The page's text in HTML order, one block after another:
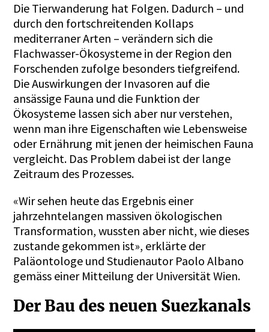
Die Tierwanderung hat Folgen. Dadurch – und
durch den fortschreitenden Kollaps
mediterraner Arten – verändern sich die
Flachwasser-Ökosysteme in der Region den
Forschenden zufolge besonders tiefgreifend.
Die Auswirkungen der Invasoren auf die
ansässige Fauna und die Funktion der
Ökosysteme lassen sich aber nur verstehen,
wenn man ihre Eigenschaften wie Lebensweise
oder Ernährung mit jenen der heimischen Fauna
vergleicht. Das Problem dabei ist der lange
Zeitraum des Prozesses.
«Wir sehen heute das Ergebnis einer
jahrzehntelangen massiven ökologischen
Transformation, wussten aber nicht, wie dieses
zustande gekommen ist», erklärte der
Paläontologe und Studienautor Paolo Albano
gemäss einer Mitteilung der Universität Wien.
Der Bau des neuen Suezkanals